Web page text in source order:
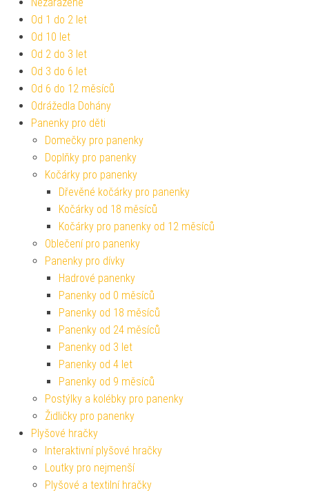
Od 1 do 2 let
Od 10 let
Od 2 do 3 let
Od 3 do 6 let
Od 6 do 12 měsíců
Odrážedla Dohány
Panenky pro děti
Domečky pro panenky
Doplňky pro panenky
Kočárky pro panenky
Dřevěné kočárky pro panenky
Kočárky od 18 měsíců
Kočárky pro panenky od 12 měsíců
Oblečení pro panenky
Panenky pro dívky
Hadrové panenky
Panenky od 0 měsíců
Panenky od 18 měsíců
Panenky od 24 měsíců
Panenky od 3 let
Panenky od 4 let
Panenky od 9 měsíců
Postýlky a kolébky pro panenky
Židličky pro panenky
Plyšové hračky
Interaktivní plyšové hračky
Loutky pro nejmenší
Plyšové a textilní hračky